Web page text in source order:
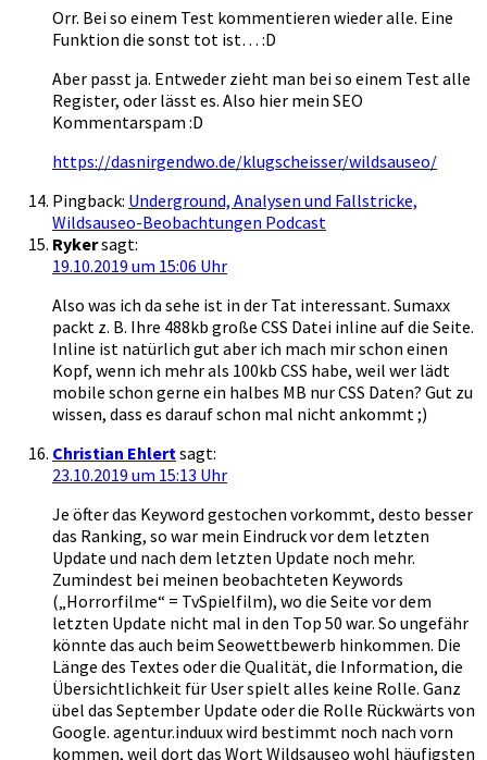
Orr. Bei so einem Test kommentieren wieder alle. Eine
Funktion die sonst tot ist… :D
Aber passt ja. Entweder zieht man bei so einem Test alle
Register, oder lässt es. Also hier mein SEO
Kommentarspam :D
https://dasnirgendwo.de/klugscheisser/wildsauseo/
Pingback: Underground, Analysen und Fallstricke,
Wildsauseo-Beobachtungen Podcast
Rykersagt:
19.10.2019 um 15:06 Uhr
Also was ich da sehe ist in der Tat interessant. Sumaxx
packt z. B. Ihre 488kb große CSS Datei inline auf die Seite.
Inline ist natürlich gut aber ich mach mir schon einen
Kopf, wenn ich mehr als 100kb CSS habe, weil wer lädt
mobile schon gerne ein halbes MB nur CSS Daten? Gut zu
wissen, dass es darauf schon mal nicht ankommt ;)
Christian Ehlert sagt:
23.10.2019 um 15:13 Uhr
Je öfter das Keyword gestochen vorkommt, desto besser
das Ranking, so war mein Eindruck vor dem letzten
Update und nach dem letzten Update noch mehr.
Zumindest bei meinen beobachteten Keywords
(„Horrorfilme“ = TvSpielfilm), wo die Seite vor dem
letzten Update nicht mal in den Top 50 war. So ungefähr
könnte das auch beim Seowettbewerb hinkommen. Die
Länge des Textes oder die Qualität, die Information, die
Übersichtlichkeit für User spielt alles keine Rolle. Ganz
übel das September Update oder die Rolle Rückwärts von
Google. agentur.induux wird bestimmt noch nach vorn
kommen, weil dort das Wort Wildsauseo wohl häufigsten